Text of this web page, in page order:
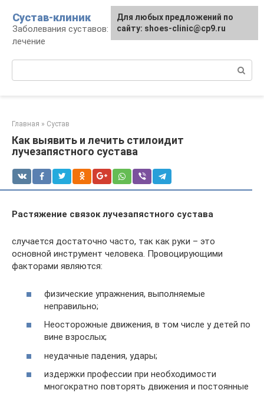
контенту
Сустав-клиник
Заболевания суставов: профилактика и
лечение
Главная » Сустав
Как выявить и лечить стилоидит
лучезапястного сустава
Растяжение связок лучезапястного сустава
случается достаточно часто, так как руки – это
основной инструмент человека. Провоцирующими
факторами являются:
физические упражнения, выполняемые
неправильно;
Неосторожные движения, в том числе у детей по
вине взрослых;
неудачные падения, удары;
издержки профессии при необходимости
многократно повторять движения и постоянные
Для любых предложений по
сайту: shoes-clinic@cp9.ru